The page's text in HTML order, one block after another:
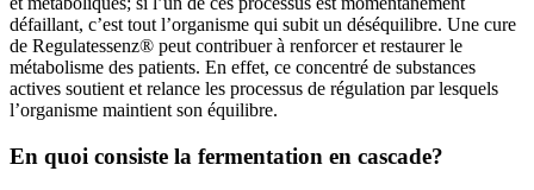
défaillant, c’est tout l’organisme qui subit un déséquilibre. Une cure
de Regulatessenz® peut contribuer à renforcer et restaurer le
métabolisme des patients. En effet, ce concentré de substances
actives soutient et relance les processus de régulation par lesquels
l’organisme maintient son équilibre.
En quoi consiste la fermentation en cascade?